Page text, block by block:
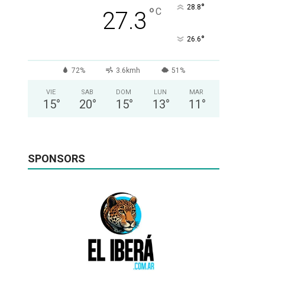
27.3 °C 28.8°
26.6°
72% 3.6kmh 51%
VIE
15°
SAB
20°
DOM
15°
LUN
13°
MAR
11 °
SPONSORS